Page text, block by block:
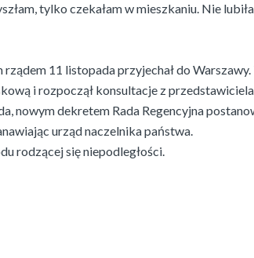
tylko czekałam w mieszkaniu. Nie
11 listopada przyjechał do Warszawy.
i rozpoczął konsultacje z
nowym dekretem Rada Regencyjna
urząd naczelnika państwa.
rodzącej się niepodległości.